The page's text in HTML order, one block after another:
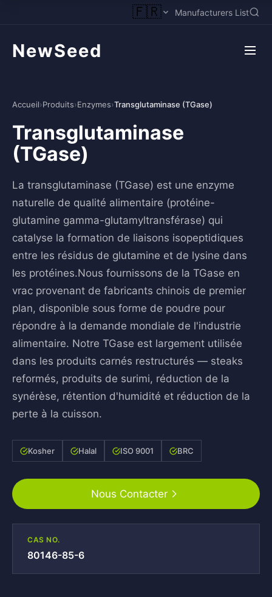
🇫🇷 Manufacturers List
NewSeed
Accueil›Produits›Enzymes›Transglutaminase (TGase)
Transglutaminase
(TGase)
La transglutaminase (TGase) est une enzyme
naturelle de qualité alimentaire (protéine-
glutamine gamma-glutamyltransférase) qui
catalyse la formation de liaisons isopeptidiques
entre les résidus de glutamine et de lysine dans
les protéines.Nous fournissons de la TGase en
vrac provenant de fabricants chinois de premier
plan, disponible sous forme de poudre pour
répondre à la demande mondiale de l'industrie
alimentaire. Notre TGase est largement utilisée
dans les produits carnés restructurés — steaks
reformés, produits de surimi, réduction de la
synérèse, rétention d'humidité et réduction de la
perte à la cuisson.
Kosher Halal ISO 9001 BRC
Nous Contacter
CAS NO.
80146-85-6